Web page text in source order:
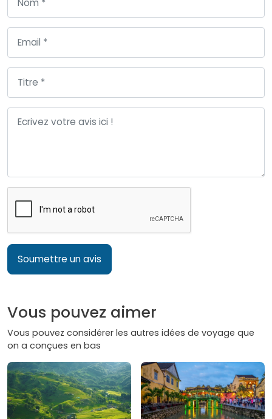
Soumettre un avis
Vous pouvez aimer
Vous pouvez considérer les autres idées de voyage que
on a conçues en bas